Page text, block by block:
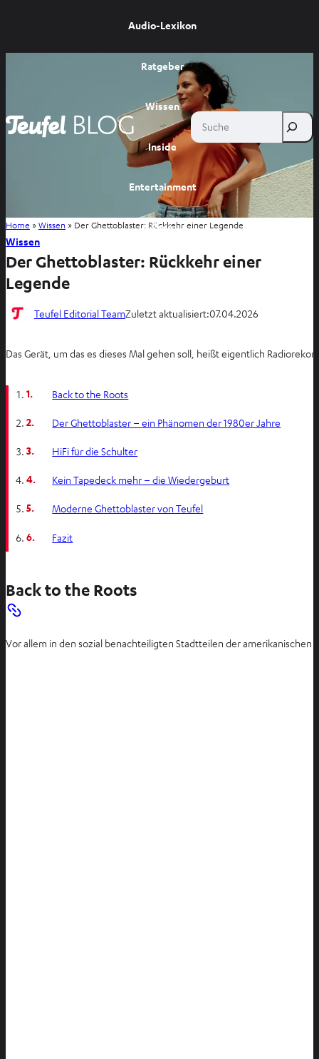
Audio-Lexikon
Ratgeber
Wissen
Inside
Entertainment
Shop
Suche
Home »Wissen » Der Ghettoblaster: Rückkehr einer Legende
Wissen
Der Ghettoblaster: Rückkehr einer
Legende
Teufel Editorial TeamZuletzt aktualisiert:07.04.2026
Das Gerät, um das es dieses Mal gehen soll, heißt eigentlich
1. Back to the Roots
2. Der Ghettoblaster – ein Phänomen der 1980er Jahre
3. HiFi für die Schulter
4. Kein Tapedeck mehr – die Wiedergeburt
5. Moderne Ghettoblaster von Teufel
6. Fazit
Back to the Roots
Vor allem in den sozial benachteiligten Stadtteilen der